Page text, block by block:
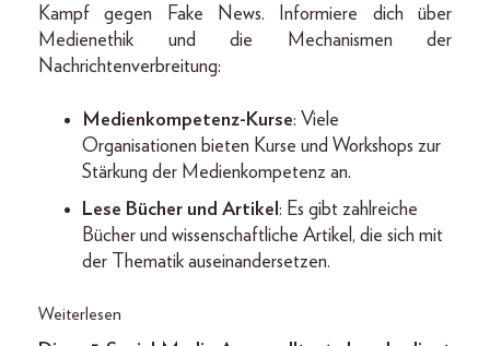
Kampf gegen Fake News. Informiere dich über
Medienethik und die Mechanismen der
Nachrichtenverbreitung:
Medienkompetenz-Kurse: Viele
Organisationen bieten Kurse und Workshops zur
Stärkung der Medienkompetenz an.
Lese Bücher und Artikel : Es gibt zahlreiche
Bücher und wissenschaftliche Artikel, die sich mit
der Thematik auseinandersetzen.
Weiterlesen